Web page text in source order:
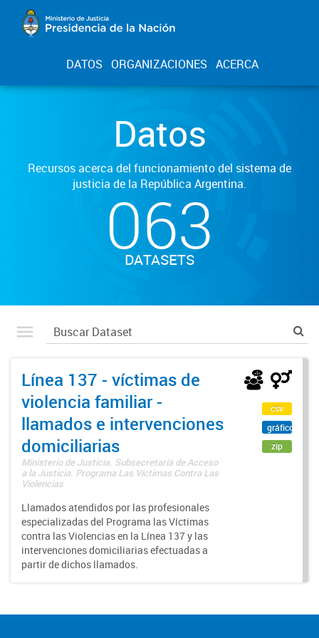
DATOS ORGANIZACIONES ACERCA
Datos
Recursos acerca del funcionamiento del sistema de
justicia de la República Argentina.
063
DATASETS
Línea 137 - víctimas de
violencia familiar -
llamados e intervenciones
domiciliarias
Ministerio de Justicia. Subsecretaría de Acceso
a la Justicia. Programa Las Víctimas Contra Las
Violencias
Llamados atendidos por las profesionales
especializadas del Programa las Víctimas
contra las Violencias en la Línea 137 y las
intervenciones domiciliarias efectuadas a
partir de dichos llamados.
csv
gráfico
zip